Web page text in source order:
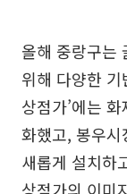
올해 중랑구는
위해 다양한 기
상점가’에는
화했고, 봉우
새롭게 설치하
상점가의 이미